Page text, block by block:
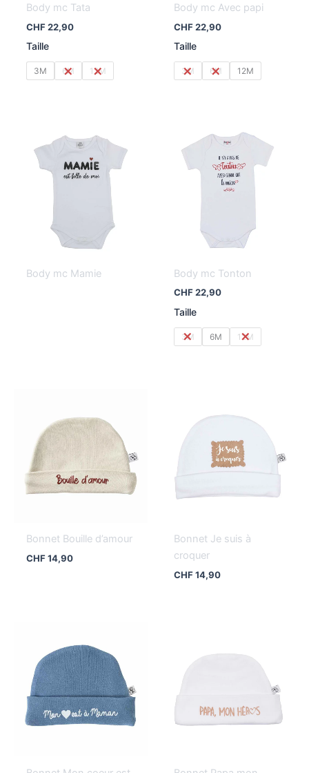
Body mc Tata
CHF22,90
Taille
3M 6M 12M
Body mc Avec papi
CHF22,90
Taille
3M 6M 12M
Body mc Mamie Body mc Tonton
CHF22,90
Taille
3M 6M 12M
Bonnet Bouille d’amour
CHF14,90
Bonnet Je suis à
croquer
CHF14,90